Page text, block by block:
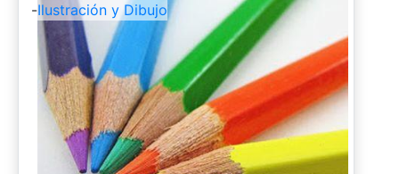
-Ilustración y Dibujo